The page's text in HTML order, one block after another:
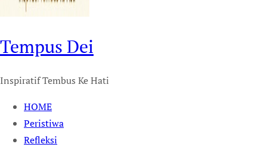
Tempus Dei
Inspiratif Tembus Ke Hati
HOME
Peristiwa
Refleksi